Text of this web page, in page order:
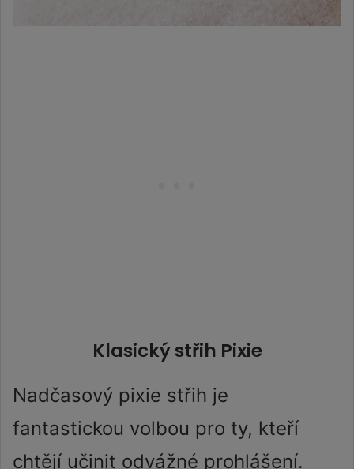
Klasický střih Pixie
Nadčasový pixie střih je
fantastickou volbou pro ty, kteří
chtějí učinit odvážné prohlášení.